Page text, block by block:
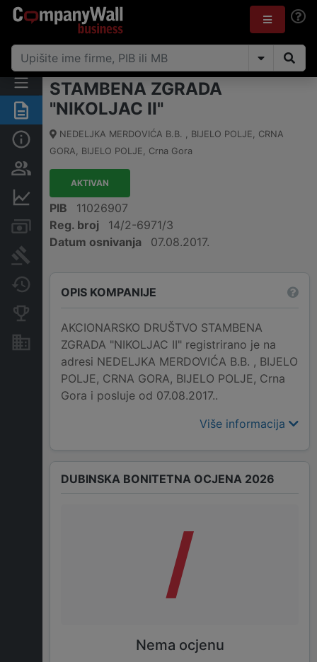
Sažetak
Osnovni podaci
Osobe i vlasništvo
Finansijski podaci
Računi i blokade
Nekretnine i imovina
STAMBENA ZGRADA
"NIKOLJAC II"
NEDELJKA MERDOVIĆA B.B. , BIJELO POLJE, CRNA
GORA, BIJELO POLJE, Crna Gora
AKTIVAN
PIB
11026907
Reg. broj
14/2-6971/3
Datum osnivanja
07.08.2017.
OPIS KOMPANIJE
AKCIONARSKO DRUŠTVO STAMBENA
ZGRADA "NIKOLJAC II" registrirano je na
adresi NEDELJKA MERDOVIĆA B.B. , BIJELO
POLJE, CRNA GORA, BIJELO POLJE, Crna
Gora i posluje od 07.08.2017..
Više informacija
DUBINSKA BONITETNA OCJENA 2026
/
Nema ocjenu